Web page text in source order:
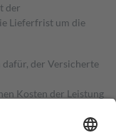
der
Lieferfrist um die
der Versicherte
Kosten der Leistung